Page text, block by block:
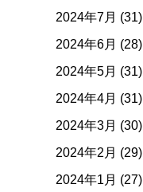
2024年7月 (31)
2024年6月 (28)
2024年5月 (31)
2024年4月 (31)
2024年3月 (30)
2024年2月 (29)
2024年1月 (27)